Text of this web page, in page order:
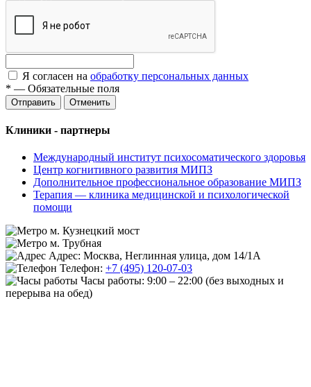
Я согласен на обработку персональных данных
* — Обязательные поля
Отменить
Клиники - партнеры
Международный институт психосоматического здоровья
Центр когнитивного развития МИПЗ
Дополнительное профессиональное образование МИПЗ
Терапия — клиника медицинской и психологической
помощи
м. Кузнецкий мост
м. Трубная
Адрес: Москва, Неглинная улица, дом 14/1А
Телефон: +7 (495) 120-07-03
Часы работы: 9:00 – 22:00 (без выходных и
перерыва на обед)